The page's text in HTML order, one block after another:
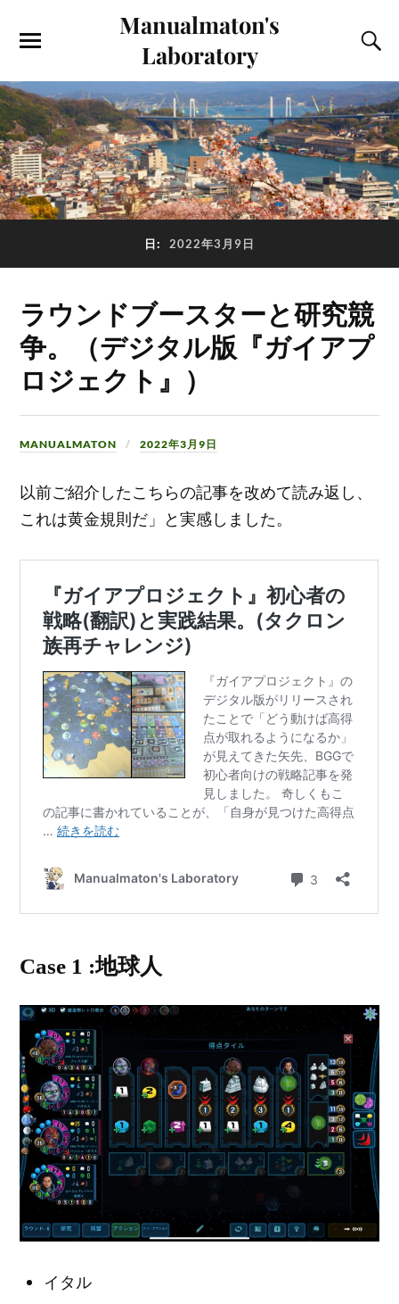
Manualmaton's
Laboratory
日: 2022年3月9日
ラウンドブースターと研究競
争。（デジタル版『ガイアプ
ロジェクト』）
MANUALMATON 2022年3月9日
以前ご紹介したこちらの記事を改めて読み返し、
これは黄金規則だ」と実感しました。
Case 1 :地球人
イタル